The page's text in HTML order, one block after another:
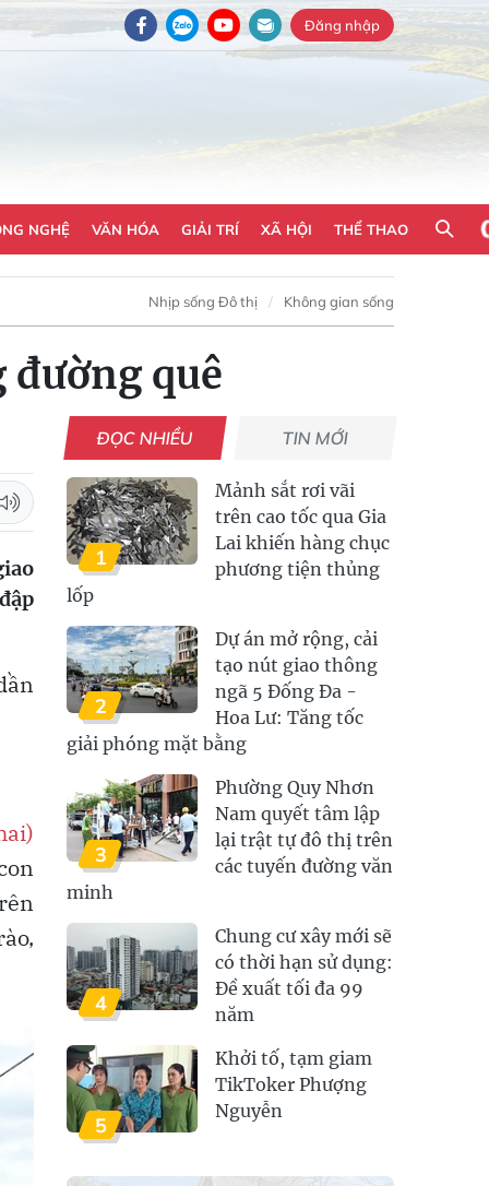
Đăng nhập
NGHỆ VĂN HÓA GIẢI TRÍ XÃ HỘI THỂ THAO
Nhịp sống Đô thị Không gian sống
quê
ĐỌC NHIỀU TIN MỚI
1
Mảnh sắt rơi vãi
trên cao tốc qua Gia
Lai khiến hàng chục
phương tiện thủng
lốp
2
Dự án mở rộng, cải
tạo nút giao thông
ngã 5 Đống Đa -
Hoa Lư: Tăng tốc
giải phóng mặt bằng
3
Phường Quy Nhơn
Nam quyết tâm lập
lại trật tự đô thị trên
các tuyến đường văn
minh
4
Chung cư xây mới sẽ
có thời hạn sử dụng:
Đề xuất tối đa 99
năm
5
Khởi tố, tạm giam
TikToker Phượng
Nguyễn